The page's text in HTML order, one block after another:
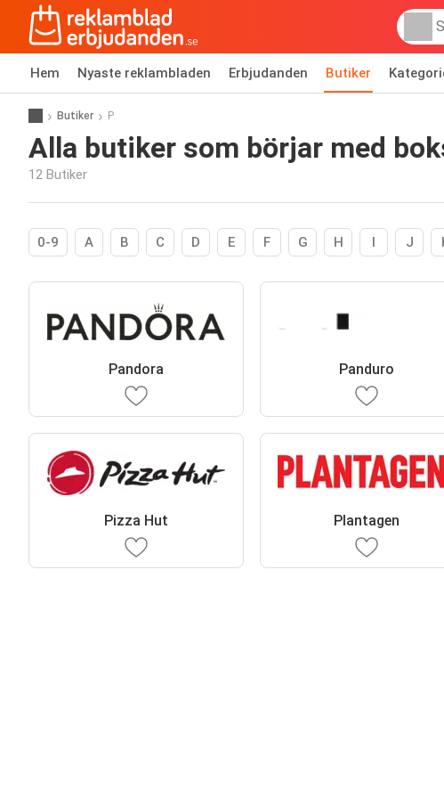
Hem Nyaste reklambladen Erbjudanden Butiker
Butiker P
Alla butiker som börjar med
12 Butiker
0-9 A B C D E F G H I J
Pandora Panduro
Pizza Hut Plantagen